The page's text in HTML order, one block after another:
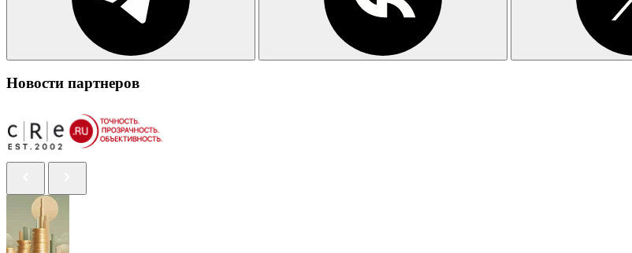
Новости партнеров